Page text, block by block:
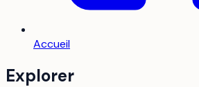
Accueil
Explorer